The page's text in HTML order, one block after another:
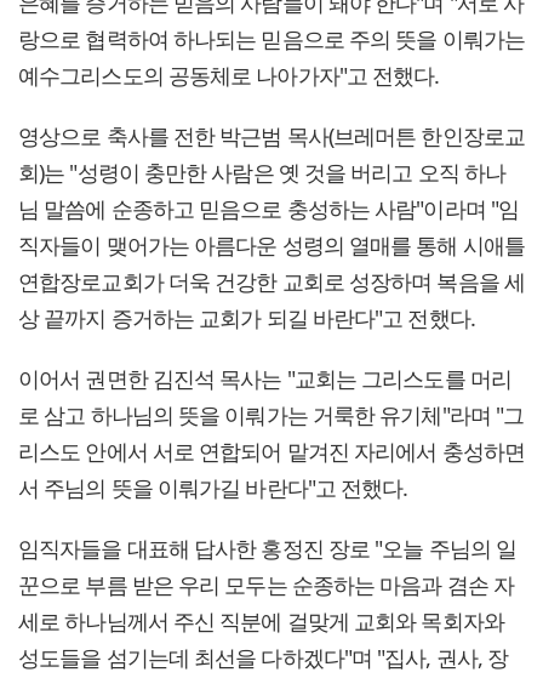
랑으로 협력하여 하나되는 믿음으로 주의 뜻을 이뤄가는
예수그리스도의 공동체로 나아가자"고 전했다.
영상으로 축사를 전한 박근범 목사(브레머튼 한인장로교
회)는 "성령이 충만한 사람은 옛 것을 버리고 오직 하나
님 말씀에 순종하고 믿음으로 충성하는 사람"이라며 "임
직자들이 맺어가는 아름다운 성령의 열매를 통해 시애틀
연합장로교회가 더욱 건강한 교회로 성장하며 복음을 세
상 끝까지 증거하는 교회가 되길 바란다"고 전했다.
이어서 권면한 김진석 목사는 "교회는 그리스도를 머리
로 삼고 하나님의 뜻을 이뤄가는 거룩한 유기체"라며 "그
리스도 안에서 서로 연합되어 맡겨진 자리에서 충성하면
서 주님의 뜻을 이뤄가길 바란다"고 전했다.
임직자들을 대표해 답사한 홍정진 장로 "오늘 주님의 일
꾼으로 부름 받은 우리 모두는 순종하는 마음과 겸손 자
세로 하나님께서 주신 직분에 걸맞게 교회와 목회자와
성도들을 섬기는데 최선을 다하겠다"며 "집사, 권사, 장